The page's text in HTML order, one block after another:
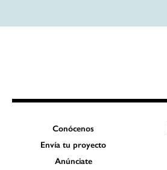
Conócenos
Envía tu proyecto
Anúnciate